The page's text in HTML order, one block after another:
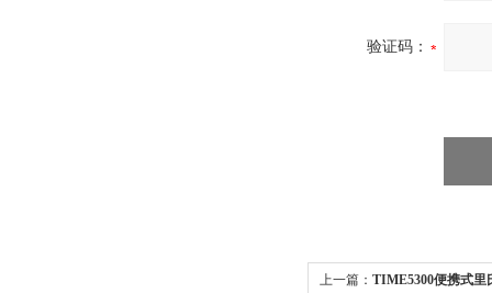
验证码：
上一篇： TIME5300便携式里